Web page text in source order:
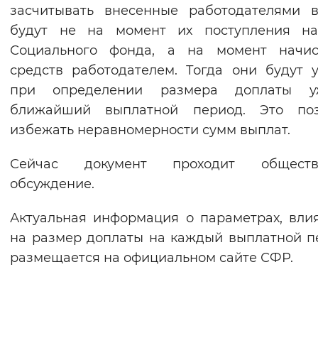
засчитывать внесенные работодателями
будут не на момент их поступления
Социального фонда, а на момент
средств работодателем. Тогда они будут
при определении размера доплаты
ближайший выплатной период. Это
избежать неравномерности сумм выплат.
Сейчас документ проходит
обсуждение.
Актуальная информация о параметрах,
на размер доплаты на каждый выплатной
размещается на официальном сайте СФР.